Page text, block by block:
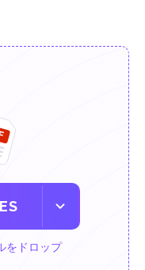
をドロップ